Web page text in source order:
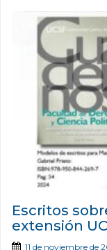
Escritos
extensión
11 de noviembre de